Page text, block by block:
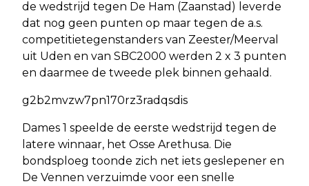
de wedstrijd tegen De Ham (Zaanstad) leverde
dat nog geen punten op maar tegen de a.s.
competitietegenstanders van Zeester/Meerval
uit Uden en van SBC2000 werden 2 x 3 punten
en daarmee de tweede plek binnen gehaald.
g2b2mvzw7pn170rz3radqsdis
Dames 1 speelde de eerste wedstrijd tegen de
latere winnaar, het Osse Arethusa. Die
bondsploeg toonde zich net iets geslepener en
De Vennen verzuimde voor een snelle